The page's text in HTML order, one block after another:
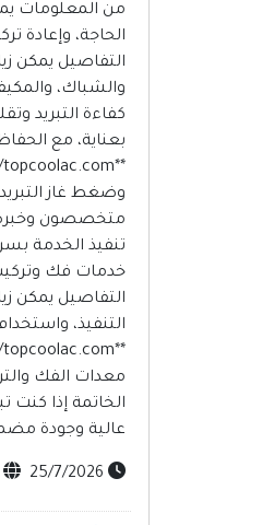
الحاجة، وإعادة
والشباك،
كفاءة التبريد
بعناية، مع
متخصصون وخبرة
خدمات فك وتركيب
التنفيذ،
الخاتمة إذا كنت
عالية وجودة